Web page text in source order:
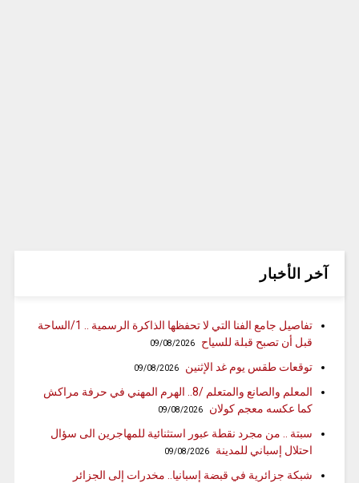
آخر الأخبار
تفاصيل جامع الفنا التي لا تحفظها الذاكرة الرسمية .. 1/الساحة
قبل أن تصبح قبلة للسياح
09/08/2026
توقعات طقس يوم غد الإثنين 09/08/2026
المعلم والصانع والمتعلم /8.. الهرم المهني في حرفة مراكش
كما عكسه معجم كولان
09/08/2026
سبتة .. من مجرد نقطة عبور استثنائية للمهاجرين الى سؤال
احتلال إسباني للمدينة
09/08/2026
شبكة جزائرية في قبضة إسبانيا.. مخدرات إلى الجزائر